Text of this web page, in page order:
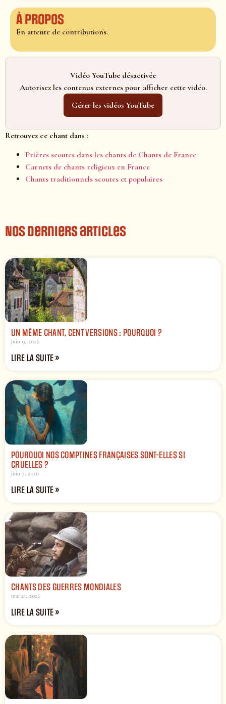
À propos
En attente de contributions.
Vidéo YouTube désactivée
Autorisez les contenus externes pour afficher cette vidéo.
Gérer les vidéos YouTube
Retrouvez ce chant dans :
Prières scoutes dans les chants de Chants de France
Carnets de chants religieux en France
Chants traditionnels scoutes et populaires
Nos derniers articles
UN MÊME CHANT, CENT VERSIONS : POURQUOI ?
juin 9, 2026
LIRE LA SUITE »
POURQUOI NOS COMPTINES FRANÇAISES SONT-ELLES SI
CRUELLES ?
juin 7, 2026
LIRE LA SUITE »
CHANTS DES GUERRES MONDIALES
mai 21, 2026
LIRE LA SUITE »